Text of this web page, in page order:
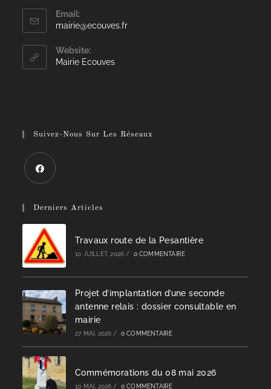
Email:
mairie@ecouves.frS’ouvre
Website:
Mairie Ecouves
Suivez-Nous Sur Les Réseaux
dans
nouvel
onglet
Derniers Articles
Travaux route de la Pesantière
10 JUILLET, 2026 / 0 COMMENTAIRE
Projet d’implantation d’une seconde
antenne relais : dossier consultable en
mairie
27 MAI, 2026 / 0 COMMENTAIRE
Commémorations du 08 mai 2026
10 MAI, 2026 / 0 COMMENTAIRE